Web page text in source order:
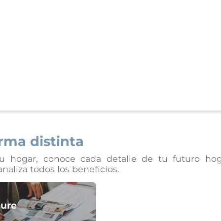
distinta
hogar, conoce cada detalle de tu futuro
todos los beneficios.